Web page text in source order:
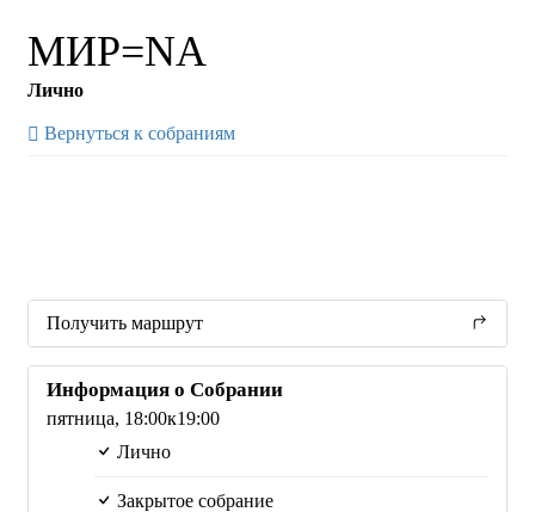
МИР=NA
Лично
Вернуться к собраниям
Получить маршрут
Информация о Собрании
пятница, 18:00к19:00
Лично
Закрытое собрание